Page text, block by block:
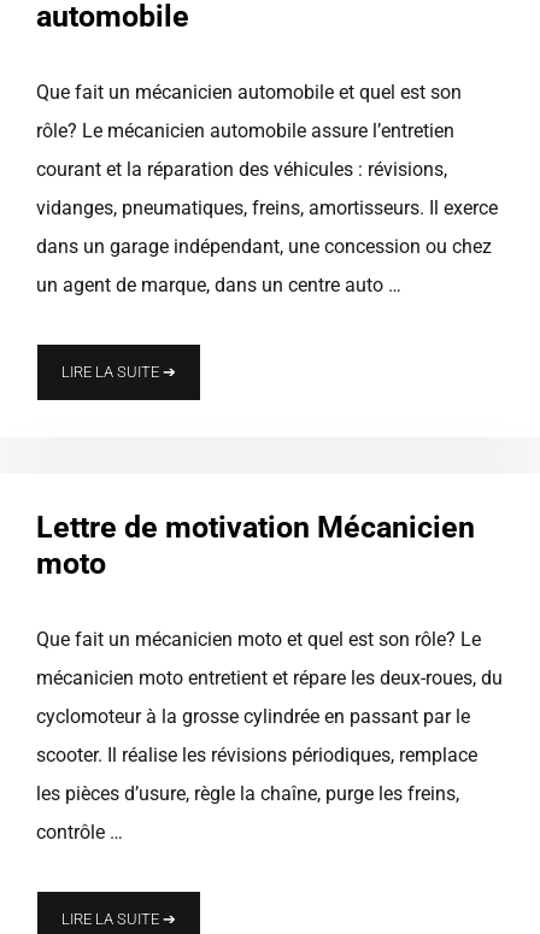
automobile
Que fait un mécanicien automobile et quel est son
rôle? Le mécanicien automobile assure l’entretien
courant et la réparation des véhicules : révisions,
vidanges, pneumatiques, freins, amortisseurs. Il exerce
dans un garage indépendant, une concession ou chez
un agent de marque, dans un centre auto …
LIRE LA SUITE ➔
Lettre de motivation Mécanicien
moto
Que fait un mécanicien moto et quel est son rôle? Le
mécanicien moto entretient et répare les deux-roues, du
cyclomoteur à la grosse cylindrée en passant par le
scooter. Il réalise les révisions périodiques, remplace
les pièces d’usure, règle la chaîne, purge les freins,
contrôle …
LIRE LA SUITE ➔